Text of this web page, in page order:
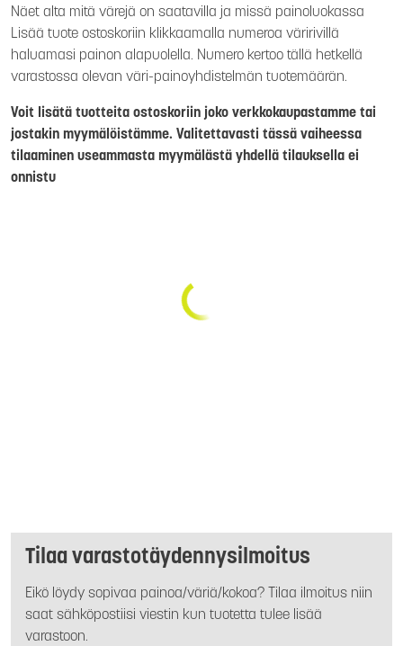
Näet alta mitä värejä on saatavilla ja missä painoluokassa
Lisää tuote ostoskoriin klikkaamalla numeroa väririvillä
haluamasi painon alapuolella. Numero kertoo tällä hetkellä
varastossa olevan väri-painoyhdistelmän tuotemäärän.
Voit lisätä tuotteita ostoskoriin joko verkkokaupastamme tai
jostakin myymälöistämme. Valitettavasti tässä vaiheessa
tilaaminen useammasta myymälästä yhdellä tilauksella ei
onnistu
Tilaa varastotäydennysilmoitus
Eikö löydy sopivaa painoa/väriä/kokoa? Tilaa ilmoitus niin
saat sähköpostiisi viestin kun tuotetta tulee lisää
varastoon.